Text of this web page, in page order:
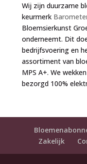
Wij zijn duurzame
keurmerk
Bloemsierkunst
onderneemt. Dit
bedrijfsvoering en
assortiment van
MPS A+. We
bezorgd 100%
Zakelijk